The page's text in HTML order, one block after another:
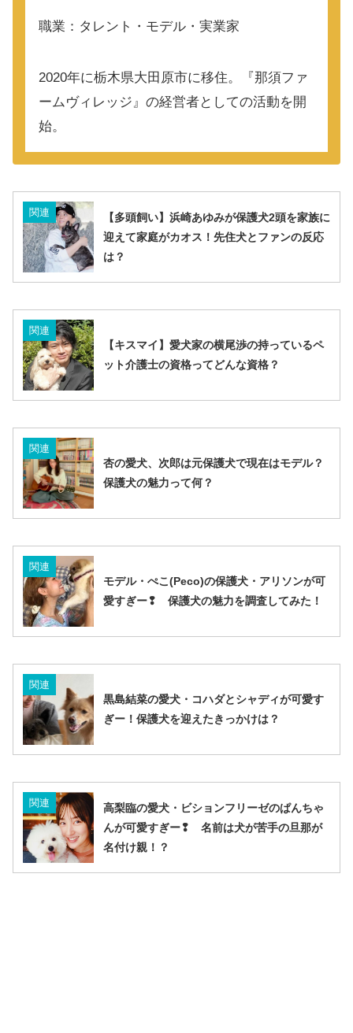
職業：タレント・モデル・実業家
2020年に栃木県大田原市に移住。『那須ファ
ームヴィレッジ』の経営者としての活動を開
始。
関連
【多頭飼い】浜崎あゆみが保護犬2頭を家族に
迎えて家庭がカオス！先住犬とファンの反応
は？
関連
【キスマイ】愛犬家の横尾渉の持っているペ
ット介護士の資格ってどんな資格？
関連
杏の愛犬、次郎は元保護犬で現在はモデル？
保護犬の魅力って何？
関連
モデル・ぺこ(Peco)の保護犬・アリソンが可
愛すぎー❢ 保護犬の魅力を調査してみた！
関連
黒島結菜の愛犬・コハダとシャディが可愛す
ぎー！保護犬を迎えたきっかけは？
関連
高梨臨の愛犬・ビションフリーゼのぱんちゃ
んが可愛すぎー❢ 名前は犬が苦手の旦那が
名付け親！？